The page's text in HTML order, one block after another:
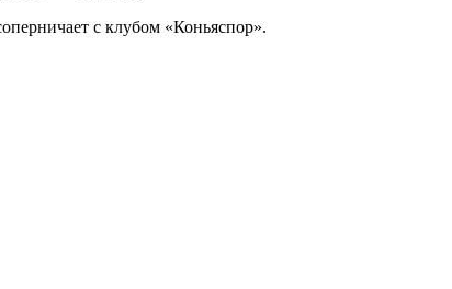
с клубом «Коньяспор».